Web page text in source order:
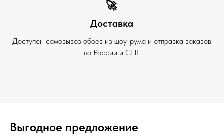
🚀
Доставка
Доступен самовывоз обоев из шоу-рума и отправка заказов
по России и СНГ
Выгодное предложение